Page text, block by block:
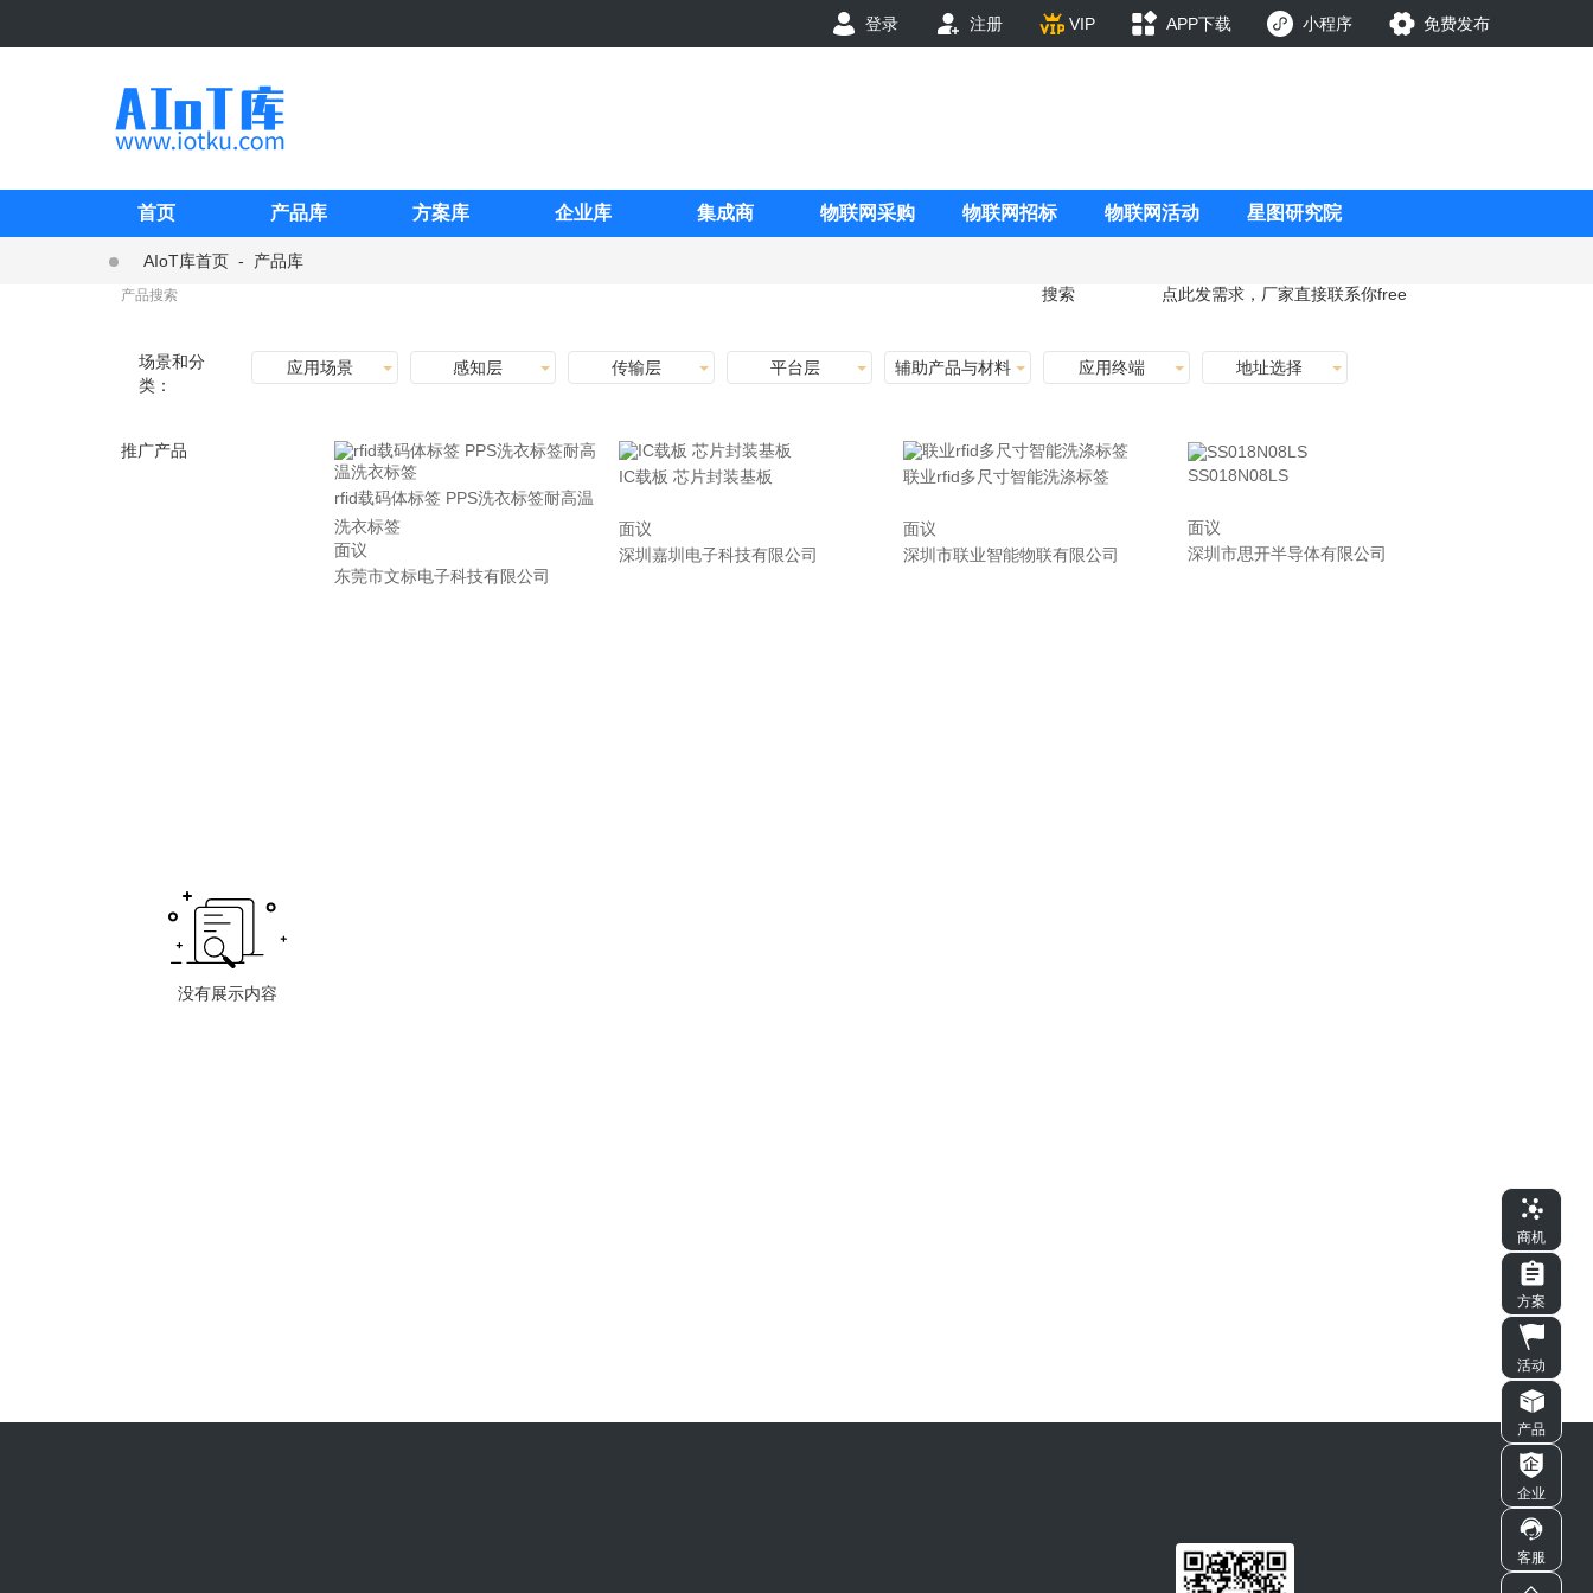
登录 注册 VIP APP下载 小程序 免费发布
首页 产品库 方案库 企业库 集成商 物联网采购 物联网招标 物联网活动 星图研究院
AIoT库首页 -
产品库
搜索
点此发需求，厂家直接联系你free
场景和分
类：
应用场景 感知层 传输层 平台层 辅助产品与材料 应用终端 地址选择
推广产品
rfid载码体标签 PPS洗衣标签耐高温
洗衣标签
面议
东莞市文标电子科技有限公司
IC载板 芯片封装基板
面议
深圳嘉圳电子科技有限公司
联业rfid多尺寸智能洗涤标签
面议
深圳市联业智能物联有限公司
SS018N08LS
面议
深圳市思开半导体有限公司
商机
方案
活动
产品
企业
客服